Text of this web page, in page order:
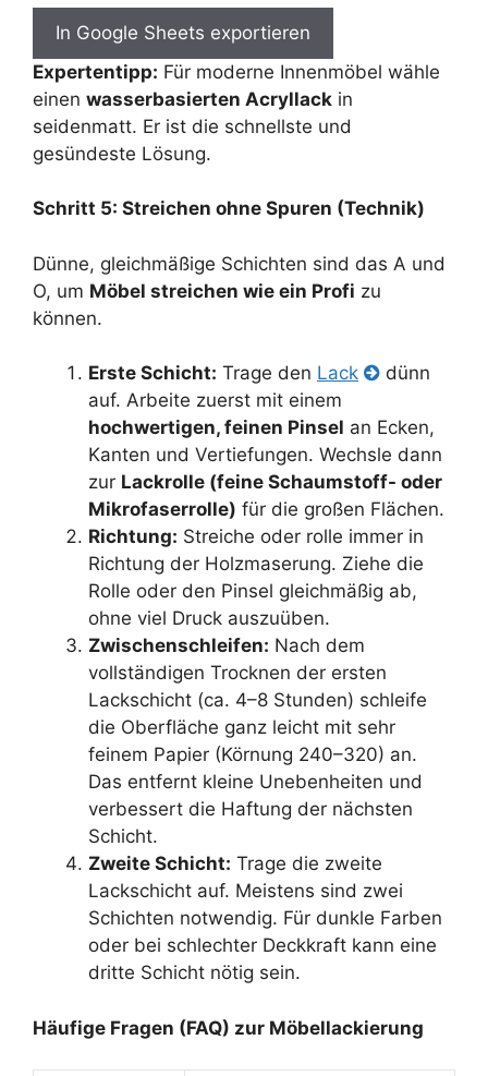
In Google Sheets exportieren
Expertentipp: Für moderne Innenmöbel wähle
einen wasserbasierten Acryllack in
seidenmatt. Er ist die schnellste und
gesündeste Lösung.
Schritt 5: Streichen ohne Spuren (Technik)
Dünne, gleichmäßige Schichten sind das A und
O, um Möbel streichen wie ein Profi zu
können.
Erste Schicht: Trage den Lack
dünn
auf. Arbeite zuerst mit einem
hochwertigen, feinen Pinsel an Ecken,
Kanten und Vertiefungen. Wechsle dann
zur Lackrolle (feine Schaumstoff- oder
Mikrofaserrolle) für die großen Flächen.
Richtung: Streiche oder rolle immer in
Richtung der Holzmaserung. Ziehe die
Rolle oder den Pinsel gleichmäßig ab,
ohne viel Druck auszuüben.
Zwischenschleifen: Nach dem
vollständigen Trocknen der ersten
Lackschicht (ca. 4–8 Stunden) schleife
die Oberfläche ganz leicht mit sehr
feinem Papier (Körnung 240–320) an.
Das entfernt kleine Unebenheiten und
verbessert die Haftung der nächsten
Schicht.
Zweite Schicht: Trage die zweite
Lackschicht auf. Meistens sind zwei
Schichten notwendig. Für dunkle Farben
oder bei schlechter Deckkraft kann eine
dritte Schicht nötig sein.
Häufige Fragen (FAQ) zur Möbellackierung